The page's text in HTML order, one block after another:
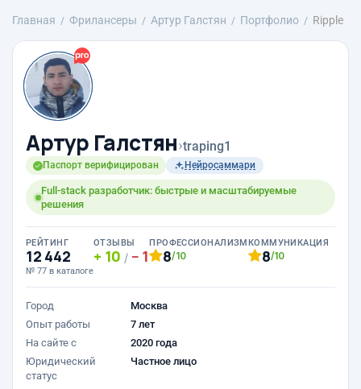
Главная Фрилансеры Артур Галстян Портфолио Ripple
Артур Галстян›traping1
Паспорт верифицирован Нейросаммари
Full-stack разработчик: быстрые и масштабируемые
решения
РЕЙТИНГ
12 442
№ 77 в каталоге
ОТЗЫВЫ
10 / 1
ПРОФЕССИОНАЛИЗМ
8/10
КОММУНИКАЦИЯ
8/10
Город
Москва
Опыт работы
7 лет
На сайте с
2020 года
Юридический
статус
Частное лицо